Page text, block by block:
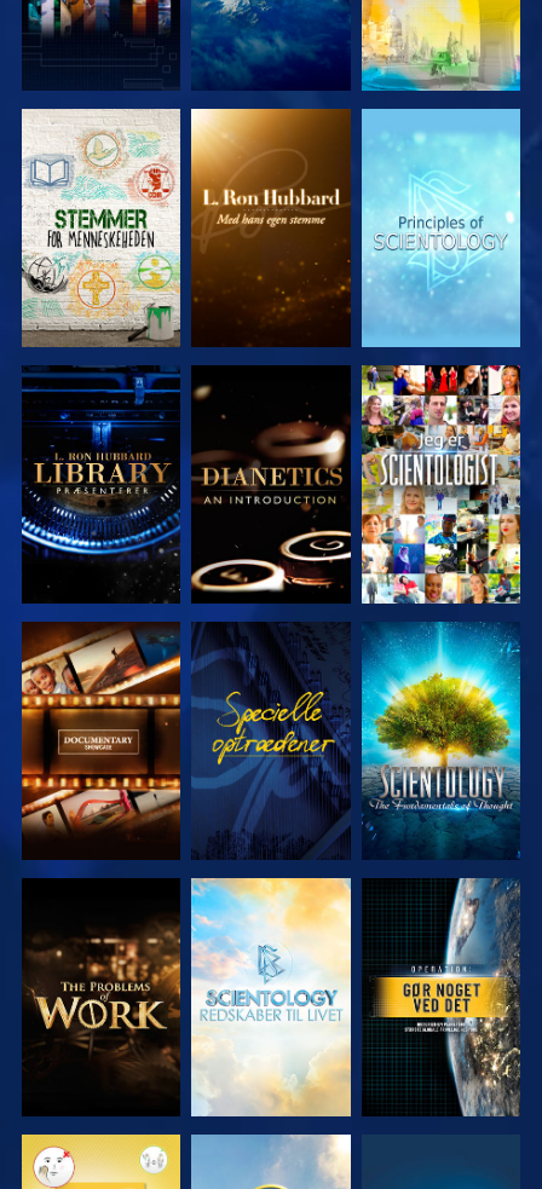
UDFORSK
SERIEN
UDFORSK
SERIEN
UDFORSK
SERIEN
UDFORSK
SERIEN
UDFORSK
SERIEN
SE
UDFORSK
SERIEN
SE
UDFORSK
SERIEN
UDFORSK
SERIEN
UDFORSK
SERIEN
SE